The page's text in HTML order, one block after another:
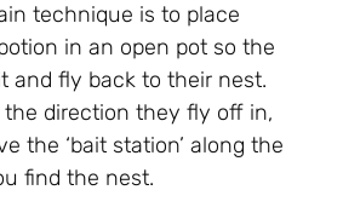
technique is to place
in an open pot so the
and fly back to their nest.
direction they fly off in,
the ‘bait station’ along the
find the nest.